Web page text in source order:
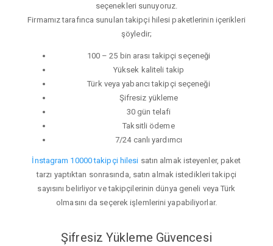
seçenekleri sunuyoruz.
Firmamız tarafınca sunulan takipçi hilesi paketlerinin içerikleri
şöyledir;
100 – 25 bin arası takipçi seçeneği
Yüksek kaliteli takip
Türk veya yabancı takipçi seçeneği
Şifresiz yükleme
30 gün telafi
Taksitli ödeme
7/24 canlı yardımcı
İnstagram 10000 takipçi hilesi satın almak isteyenler, paket
tarzı yaptıktan sonrasında, satın almak istedikleri takipçi
sayısını belirliyor ve takipçilerinin dünya geneli veya Türk
olmasını da seçerek işlemlerini yapabiliyorlar.
Şifresiz Yükleme Güvencesi